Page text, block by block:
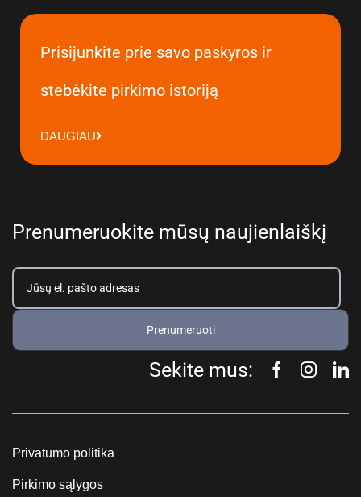
Prisijunkite prie savo paskyros ir
stebėkite pirkimo istoriją
DAUGIAU
Prenumeruokite mūsų naujienlaiškį
Prenumeruoti
Sekite mus:
Privatumo politika
Pirkimo sąlygos